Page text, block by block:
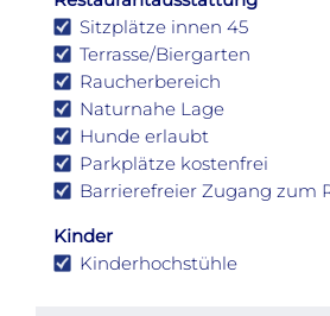
Sitzplätze innen 45
Terrasse/Biergarten
Raucherbereich
Naturnahe Lage
Hunde erlaubt
Parkplätze kostenfrei
Barrierefreier Zugang zum
Kinder
Kinderhochstühle